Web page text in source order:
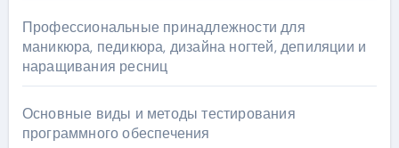
Профессиональные принадлежности для
маникюра, педикюра, дизайна ногтей, депиляции и
наращивания ресниц
Основные виды и методы тестирования
программного обеспечения